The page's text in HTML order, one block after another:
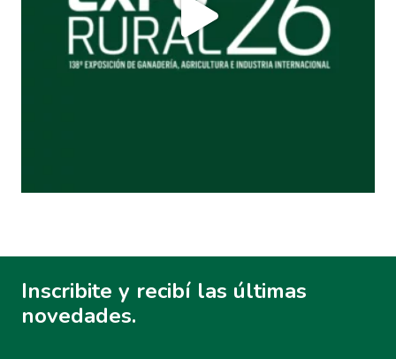
Inscribite y recibí las últimas
novedades.